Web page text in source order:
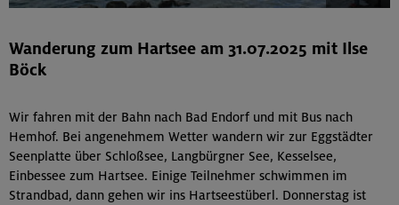
Wanderung zum Hartsee am 31.07.2025 mit Ilse
Böck
Wir fahren mit der Bahn nach Bad Endorf und mit Bus nach
Hemhof. Bei angenehmem Wetter wandern wir zur Eggstädter
Seenplatte über Schloßsee, Langbürgner See, Kesselsee,
Einbessee zum Hartsee. Einige Teilnehmer schwimmen im
Strandbad, dann gehen wir ins Hartseestüberl. Donnerstag ist